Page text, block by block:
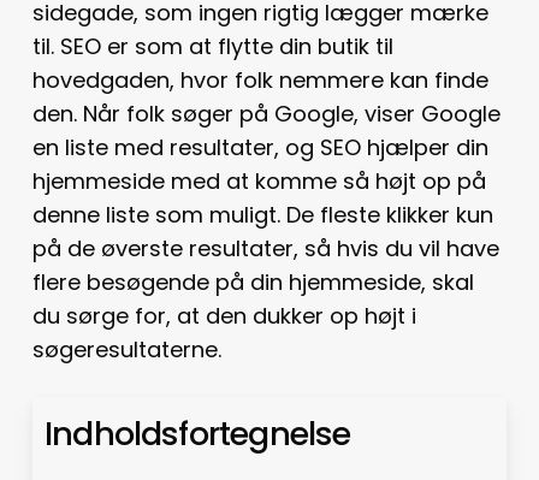
sidegade, som ingen rigtig lægger mærke
til. SEO er som at flytte din butik til
hovedgaden, hvor folk nemmere kan finde
den. Når folk søger på Google, viser Google
en liste med resultater, og SEO hjælper din
hjemmeside med at komme så højt op på
denne liste som muligt. De fleste klikker kun
på de øverste resultater, så hvis du vil have
flere besøgende på din hjemmeside, skal
du sørge for, at den dukker op højt i
søgeresultaterne.
Indholdsfortegnelse